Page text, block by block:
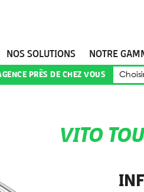
NOS SOLUTIONS NOTRE
PRÈS DE CHEZ VOUS
VITO